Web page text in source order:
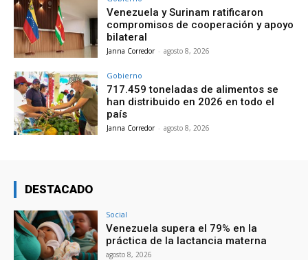
Venezuela y Surinam ratificaron
compromisos de cooperación y apoyo
bilateral
Janna Corredor - agosto 8, 2026
Gobierno
717.459 toneladas de alimentos se
han distribuido en 2026 en todo el
país
Janna Corredor - agosto 8, 2026
DESTACADO
Social
Venezuela supera el 79% en la
práctica de la lactancia materna
agosto 8, 2026